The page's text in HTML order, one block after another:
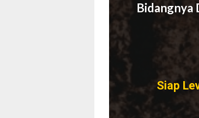
Bidangnya
Siap